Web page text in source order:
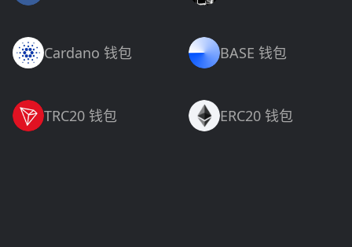
Cardano 钱包 BASE 钱包
TRC20 钱包 ERC20 钱包